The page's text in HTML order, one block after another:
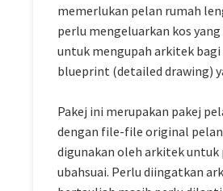
memerlukan pelan rumah
perlu mengeluarkan kos
untuk mengupah arkitek
blueprint (detailed drawing)
Pakej ini merupakan pakej
dengan file-file original
digunakan oleh arkitek untuk
ubahsuai. Perlu diingatkan